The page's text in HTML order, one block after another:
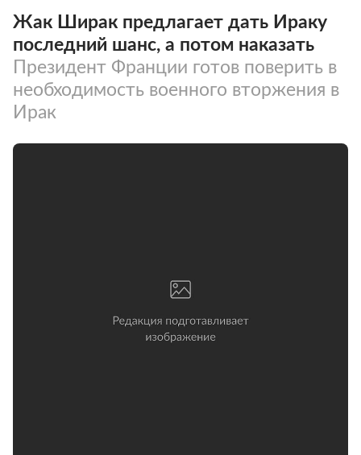
Жак Ширак предлагает дать Ираку
последний шанс, а потом наказать
Президент Франции готов поверить в
необходимость военного вторжения в
Ирак